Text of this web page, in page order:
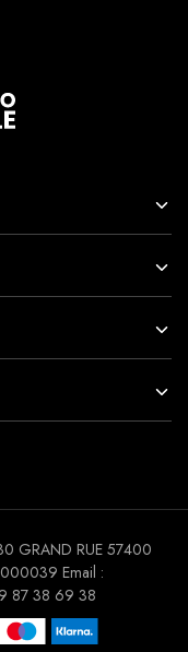
GRAND RUE 57400
Email :
87 38 69 38